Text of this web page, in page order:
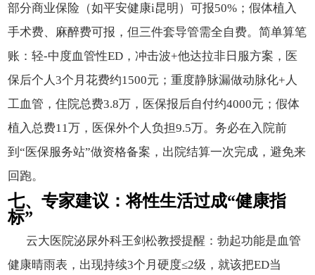
部分商业保险（如平安健康i昆明）可报50%；假体植入
手术费、麻醉费可报，但三件套导管需全自费。简单算笔
账：轻-中度血管性ED，冲击波+他达拉非日服方案，医
保后个人3个月花费约1500元；重度静脉漏做动脉化+人
工血管，住院总费3.8万，医保报后自付约4000元；假体
植入总费11万，医保外个人负担9.5万。务必在入院前
到“医保服务站”做资格备案，出院结算一次完成，避免来
回跑。
七、专家建议：将性生活过成“健康指
标”
云大医院泌尿外科王剑松教授提醒：勃起功能是血管
健康晴雨表，出现持续3个月硬度≤2级，就该把ED当